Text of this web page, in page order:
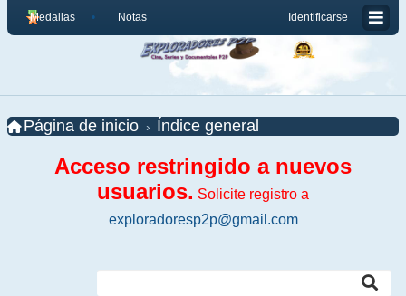
Identificarse
Medallas Notas
Página de inicio Índice general
Acceso restringido a nuevos
usuarios. Solicite registro a
exploradoresp2p@gmail.com